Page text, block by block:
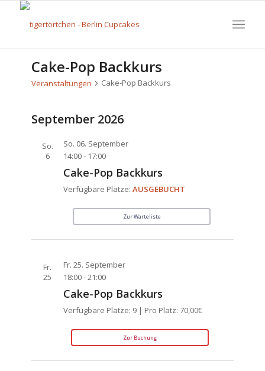
Cake-Pop Backkurs
Veranstaltungen Cake-Pop Backkurs
September 2026
So.
6
So. 06. September
14:00- 17:00
Cake-Pop Backkurs
Verfügbare Plätze:AUSGEBUCHT
Zur Warteliste
Fr.
25
Fr. 25. September
18:00-21:00
Cake-Pop Backkurs
Verfügbare Plätze: 9 | Pro Platz: 70,00€
Zur Buchung